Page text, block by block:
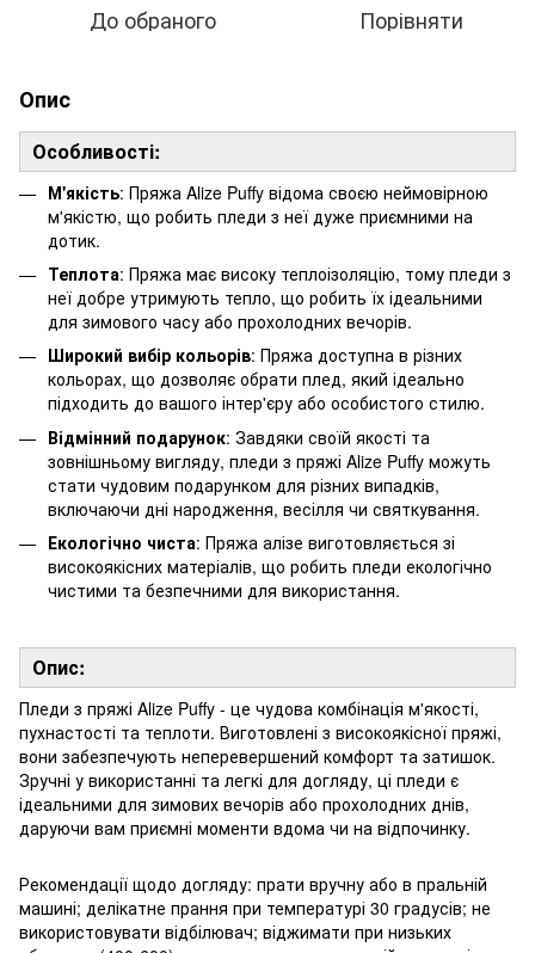
До обраного Порівняти
Опис
Особливості:
М'якість: Пряжа Alize Puffy відома своєю неймовірною
м'якістю, що робить пледи з неї дуже приємними на
дотик.
Теплота: Пряжа має високу теплоізоляцію, тому пледи з
неї добре утримують тепло, що робить їх ідеальними
для зимового часу або прохолодних вечорів.
Широкий вибір кольорів: Пряжа доступна в різних
кольорах, що дозволяє обрати плед, який ідеально
підходить до вашого інтер'єру або особистого стилю.
Відмінний подарунок: Завдяки своїй якості та
зовнішньому вигляду, пледи з пряжі Alize Puffy можуть
стати чудовим подарунком для різних випадків,
включаючи дні народження, весілля чи святкування.
Екологічно чиста: Пряжа алізе виготовляється зі
високоякісних матеріалів, що робить пледи екологічно
чистими та безпечними для використання.
Опис:
Пледи з пряжі Alize Puffy - це чудова комбінація м'якості,
пухнастості та теплоти. Виготовлені з високоякісної пряжі,
вони забезпечують неперевершений комфорт та затишок.
Зручні у використанні та легкі для догляду, ці пледи є
ідеальними для зимових вечорів або прохолодних днів,
даруючи вам приємні моменти вдома чи на відпочинку.
Рекомендації щодо догляду: прати вручну або в пральній
машині; делікатне прання при температурі 30 градусів; не
використовувати відбілювач; віджимати при низьких